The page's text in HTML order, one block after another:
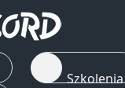
Szkolenia